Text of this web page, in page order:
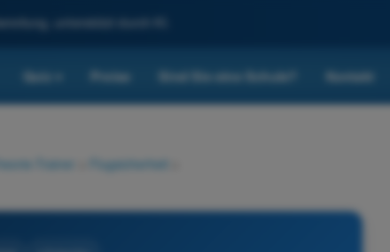
unterstützt durch KI.
Quiz Preise Sind Sie eine Schule? Kontakt
Trainer Flugsicherheit